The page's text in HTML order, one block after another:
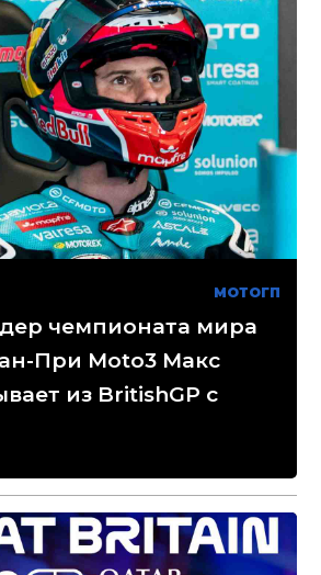
МОТОГП
чемпионата мира
При Moto3 Макс
из BritishGP с